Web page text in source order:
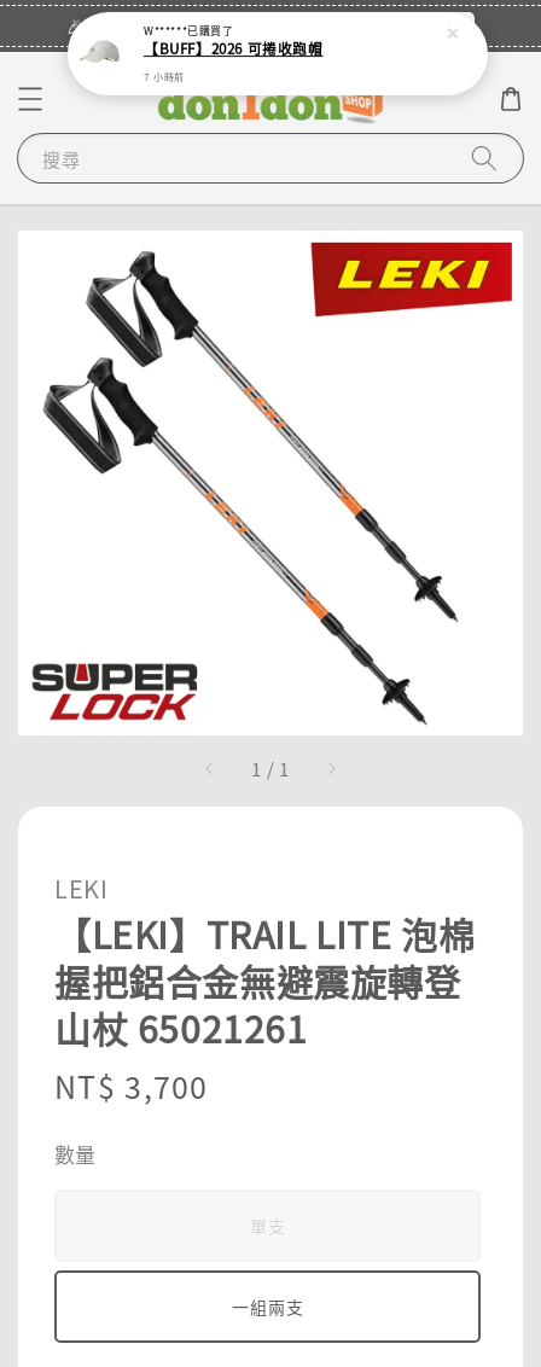
🎉登入會員・領取您的專屬折扣券！ 立即登入
搜尋
1 / 1
LEKI
【LEKI】TRAIL LITE 泡棉
握把鋁合金無避震旋轉登
山杖 65021261
Regular
NT$ 3,700
數量
單支
一組兩支
W******已購買了
【BUFF】2026 可捲收跑帽
7 小時前